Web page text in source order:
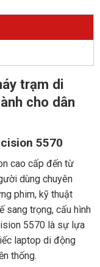
trạm di
cho dân
5570
cao cấp đến từ
dùng chuyên
phim, kỹ thuật
sang trọng, cấu hình
5570 là sự lựa
laptop di động
thống.